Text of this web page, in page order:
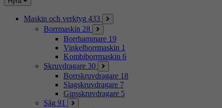
sidor
Maskin och verktyg 433
Borrmaskin 28
Borrhammare 19
Vinkelborrmaskin 1
Kombiborrmaskin 6
Skruvdragare 30
Borrskruvdragare 18
Slagskruvdragare 7
Gipsskruvdragare 5
Såg 91